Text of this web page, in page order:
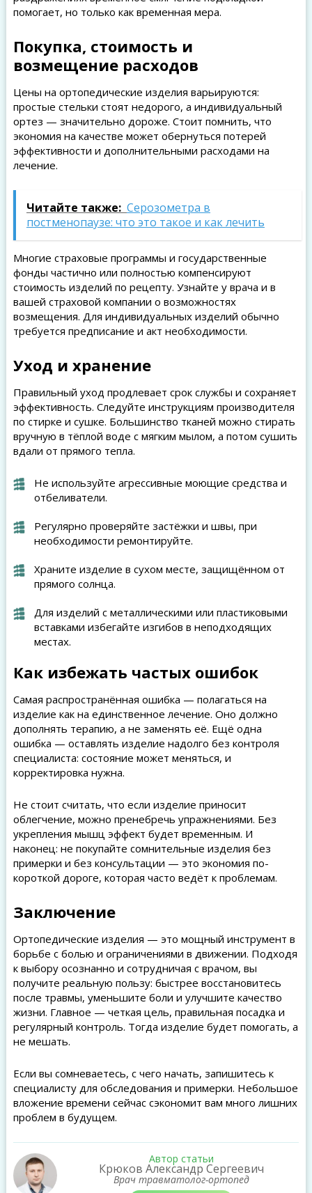
помогает, но только как временная мера.
Покупка, стоимость и
возмещение расходов
Цены на ортопедические изделия варьируются:
простые стельки стоят недорого, а индивидуальный
ортез — значительно дороже. Стоит помнить, что
экономия на качестве может обернуться потерей
эффективности и дополнительными расходами на
лечение.
Читайте также: Серозометра в
постменопаузе: что это такое и как лечить
Многие страховые программы и государственные
фонды частично или полностью компенсируют
стоимость изделий по рецепту. Узнайте у врача и в
вашей страховой компании о возможностях
возмещения. Для индивидуальных изделий обычно
требуется предписание и акт необходимости.
Уход и хранение
Правильный уход продлевает срок службы и сохраняет
эффективность. Следуйте инструкциям производителя
по стирке и сушке. Большинство тканей можно стирать
вручную в тёплой воде с мягким мылом, а потом сушить
вдали от прямого тепла.
Не используйте агрессивные моющие средства и
отбеливатели.
Регулярно проверяйте застёжки и швы, при
необходимости ремонтируйте.
Храните изделие в сухом месте, защищённом от
прямого солнца.
Для изделий с металлическими или пластиковыми
вставками избегайте изгибов в неподходящих
местах.
Как избежать частых ошибок
Самая распространённая ошибка — полагаться на
изделие как на единственное лечение. Оно должно
дополнять терапию, а не заменять её. Ещё одна
ошибка — оставлять изделие надолго без контроля
специалиста: состояние может меняться, и
корректировка нужна.
Не стоит считать, что если изделие приносит
облегчение, можно пренебречь упражнениями. Без
укрепления мышц эффект будет временным. И
наконец: не покупайте сомнительные изделия без
примерки и без консультации — это экономия по-
короткой дороге, которая часто ведёт к проблемам.
Заключение
Ортопедические изделия — это мощный инструмент в
борьбе с болью и ограничениями в движении. Подходя
к выбору осознанно и сотрудничая с врачом, вы
получите реальную пользу: быстрее восстановитесь
после травмы, уменьшите боли и улучшите качество
жизни. Главное — четкая цель, правильная посадка и
регулярный контроль. Тогда изделие будет помогать, а
не мешать.
Если вы сомневаетесь, с чего начать, запишитесь к
специалисту для обследования и примерки. Небольшое
вложение времени сейчас сэкономит вам много лишних
проблем в будущем.
Автор статьи
Крюков Александр Сергеевич
Врач травматолог-ортопед